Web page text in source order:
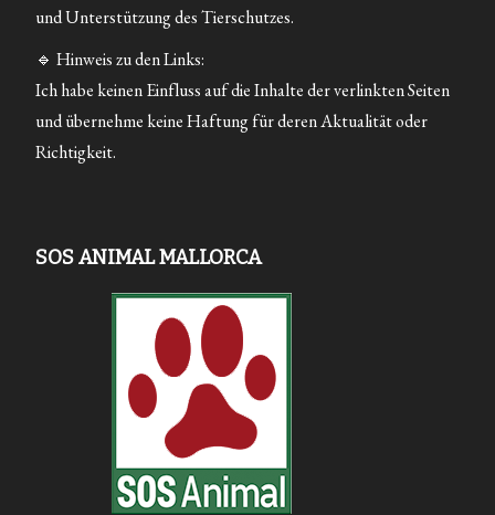
und Unterstützung des Tierschutzes.
🔹 Hinweis zu den Links:
Ich habe keinen Einfluss auf die Inhalte der verlinkten Seiten
und übernehme keine Haftung für deren Aktualität oder
Richtigkeit.
SOS ANIMAL MALLORCA